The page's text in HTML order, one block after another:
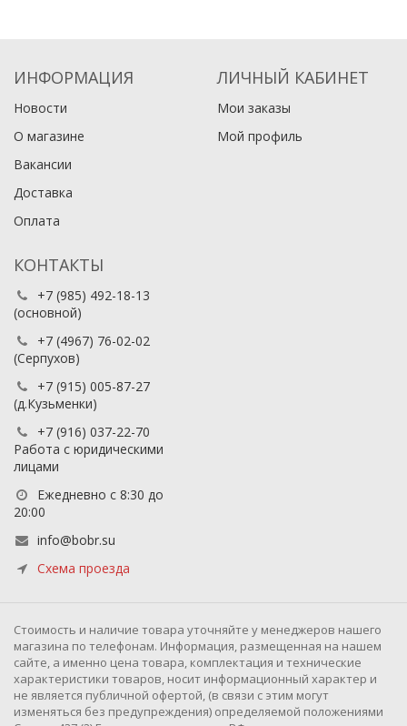
ИНФОРМАЦИЯ
Новости
О магазине
Вакансии
Доставка
Оплата
ЛИЧНЫЙ КАБИНЕТ
Мои заказы
Мой профиль
КОНТАКТЫ
+7 (985) 492-18-13
(основной)
+7 (4967) 76-02-02
(Серпухов)
+7 (915) 005-87-27
(д.Кузьменки)
+7 (916) 037-22-70
Работа с юридическими
лицами
Ежедневно с 8:30 до
20:00
info@bobr.su
Схема проезда
Cтоимость и наличие товара уточняйте у менеджеров нашего
магазина по телефонам. Информация, размещенная на нашем
сайте, а именно цена товара, комплектация и технические
характеристики товаров, носит информационный характер и
не является публичной офертой, (в связи с этим могут
изменяться без предупреждения) определяемой положениями